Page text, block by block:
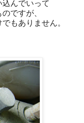
んでいって
ですが、
もありません。